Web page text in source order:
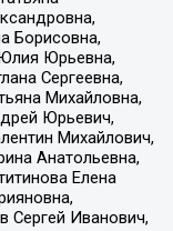
Борисовна,
Юрьевна,
Сергеевна,
Михайловна,
Юрьевич,
Михайлович,
Анатольевна,
Елена
Сергей Иванович,